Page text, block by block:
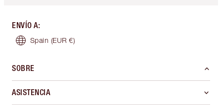
ENVÍO A:
Spain (EUR €)
SOBRE
ASISTENCIA